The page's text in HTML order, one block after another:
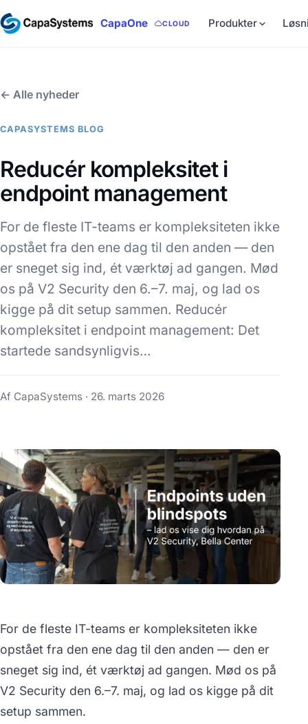
CapaOne CLOUD Produkter
← Alle nyheder
CAPASYSTEMS BLOG
Reducér kompleksitet i
endpoint management
For de fleste IT-teams er kompleksiteten ikke
opstået fra den ene dag til den anden — den
er sneget sig ind, ét værktøj ad gangen. Mød
os på V2 Security den 6.–7. maj, og lad os
kigge på dit setup sammen. Reducér
kompleksitet i endpoint management: Det
startede sandsynligvis…
Af CapaSystems · 26. marts 2026
For de fleste IT-teams er kompleksiteten ikke
opstået fra den ene dag til den anden — den er
sneget sig ind, ét værktøj ad gangen. Mød os på
V2 Security den 6.–7. maj, og lad os kigge på dit
setup sammen.